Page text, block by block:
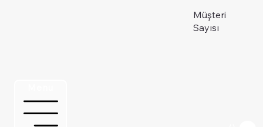
Müşteri
Sayısı